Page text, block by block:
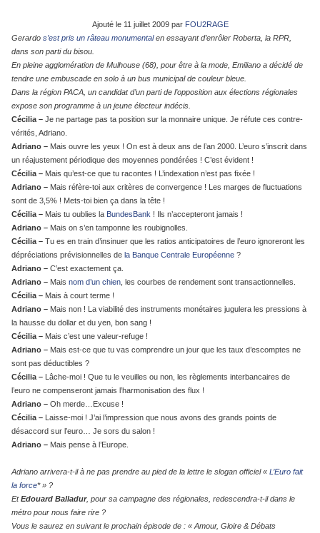
Ajouté le 11 juillet 2009 par FOU2RAGE
Gerardo s’est pris un râteau monumentalen essayant d’enrôler Roberta, la RPR,
dans son parti du bisou.
En pleine agglomération de Mulhouse (68), pour être à la mode, Emiliano a décidé de
tendre une embuscade en solo à un bus municipal de couleur bleue.
Dans la région PACA, un candidat d’un parti de l’opposition aux élections régionales
expose son programme à un jeune électeur indécis.
Cécilia – Je ne partage pas ta position sur la monnaire unique. Je réfute ces contre-
vérités, Adriano.
Adriano – Mais ouvre les yeux ! On est à deux ans de l’an 2000. L’euro s’inscrit dans
un réajustement périodique des moyennes pondérées ! C’est évident !
Cécilia – Mais qu’est-ce que tu racontes ! L’indexation n’est pas fixée !
Adriano – Mais réfère-toi aux critères de convergence ! Les marges de fluctuations
sont de 3,5% ! Mets-toi bien ça dans la tête !
Cécilia – Mais tu oublies la BundesBank ! Ils n’accepteront jamais !
Adriano – Mais on s’en tamponne les roubignolles.
Cécilia – Tu es en train d’insinuer que les ratios anticipatoires de l’euro ignoreront les
dépréciations prévisionnelles de la Banque Centrale Européenne ?
Adriano – C’est exactement ça.
Adriano – Mais nom d’un chien , les courbes de rendement sont transactionnelles.
Cécilia – Mais à court terme !
Adriano – Mais non ! La viabilité des instruments monétaires jugulera les pressions à
la hausse du dollar et du yen, bon sang !
Cécilia – Mais c’est une valeur-refuge !
Adriano – Mais est-ce que tu vas comprendre un jour que les taux d’escomptes ne
sont pas déductibles ?
Cécilia – Lâche-moi ! Que tu le veuilles ou non, les règlements interbancaires de
l’euro ne compenseront jamais l’harmonisation des flux !
Adriano – Oh merde…Excuse !
Cécilia – Laisse-moi ! J’ai l’impression que nous avons des grands points de
désaccord sur l’euro… Je sors du salon !
Adriano – Mais pense à l’Europe.
Adriano arrivera-t-il à ne pas prendre au pied de la lettre le slogan officiel « L’Euro fait
la force* » ?
EtEdouard Balladur, pour sa campagne des régionales, redescendra-t-il dans le
métro pour nous faire rire ?
Vous le saurez en suivant le prochain épisode de : « Amour, Gloire & Débats